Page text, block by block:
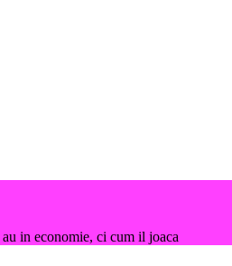
in economie, ci cum il joaca